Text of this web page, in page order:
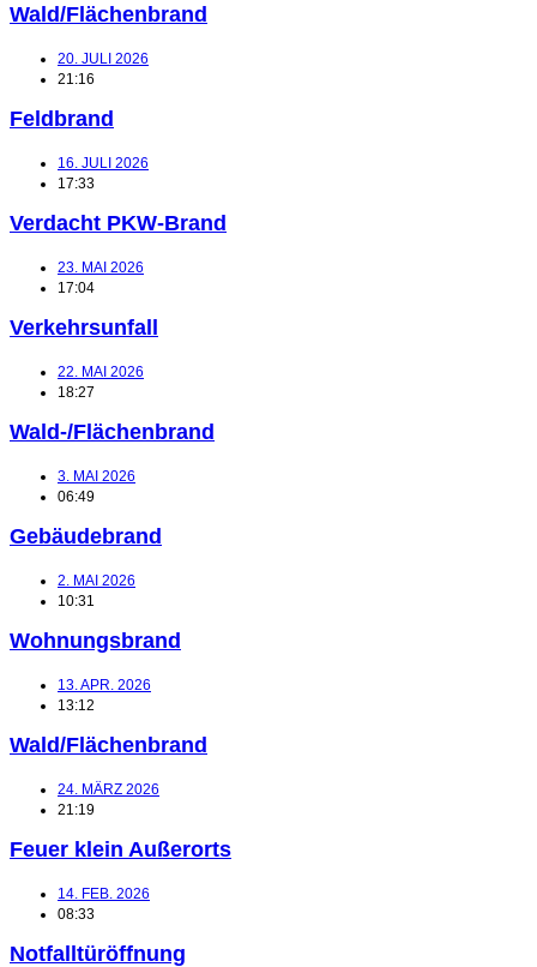
Wald/Flächenbrand
20. JULI 2026
21:16
Feldbrand
16. JULI 2026
17:33
Verdacht PKW-Brand
23. MAI 2026
17:04
Verkehrsunfall
22. MAI 2026
18:27
Wald-/Flächenbrand
3. MAI 2026
06:49
Gebäudebrand
2. MAI 2026
10:31
Wohnungsbrand
13. APR. 2026
13:12
Wald/Flächenbrand
24. MÄRZ 2026
21:19
Feuer klein Außerorts
14. FEB. 2026
08:33
Notfalltüröffnung